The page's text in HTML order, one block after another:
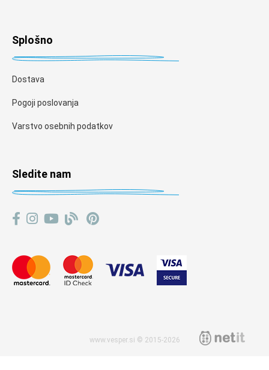
Splošno
Dostava
Pogoji poslovanja
Varstvo osebnih podatkov
Sledite nam
www.vesper.si © 2015-2026